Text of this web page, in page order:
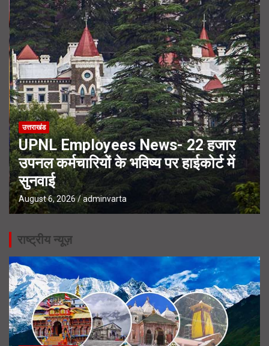
उत्तराखंड
UPNL Employees News- 22 हजार
उपनल कर्मचारियों के भविष्य पर हाईकोर्ट में
सुनवाई
August 6, 2026 adminvarta
राष्ट्रीय न्यूज़